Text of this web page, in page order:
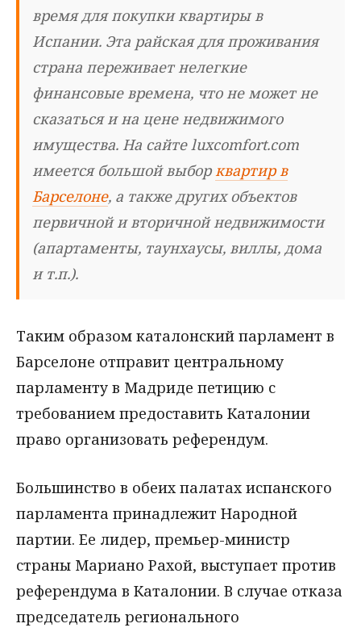
время для покупки квартиры в
Испании. Эта райская для проживания
страна переживает нелегкие
финансовые времена, что не может не
сказаться и на цене недвижимого
имущества. На сайте luxcomfort.com
имеется большой выбор квартир в
Барселоне, а также других объектов
первичной и вторичной недвижимости
(апартаменты, таунхаусы, виллы, дома
и т.п.).
Таким образом каталонский парламент в
Барселоне отправит центральному
парламенту в Мадриде петицию с
требованием предоставить Каталонии
право организовать референдум.
Большинство в обеих палатах испанского
парламента принадлежит Народной
партии. Ее лидер, премьер-министр
страны Мариано Рахой, выступает против
референдума в Каталонии. В случае отказа
председатель регионального